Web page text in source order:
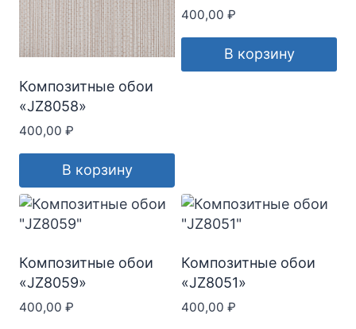
Композитные обои
«JZ8058»
400,00 ₽
В корзину
400,00 ₽
В корзину
Композитные обои
«JZ8059»
400,00 ₽
Композитные обои
«JZ8051»
400,00 ₽